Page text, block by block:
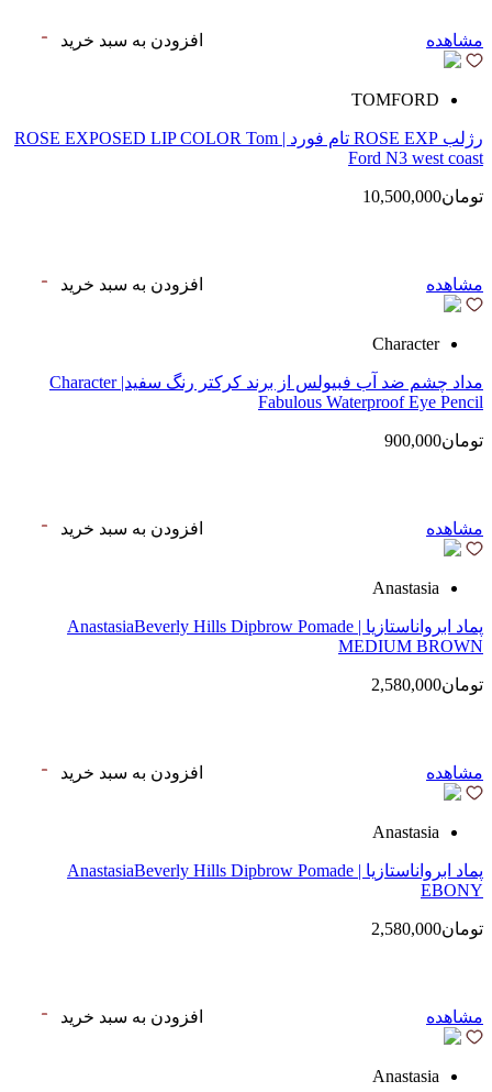
مشاهده افزودن به سبد خرید
TOMFORD
رژلب ROSE EXP تام فورد | ROSE EXPOSED LIP COLOR Tom
Ford N3 west coast
تومان10,500,000
مشاهده افزودن به سبد خرید
Character
مداد چشم ضد آب فبیولس از برند کرکتر رنگ سفید| Character
Fabulous Waterproof Eye Pencil
تومان900,000
مشاهده افزودن به سبد خرید
Anastasia
پماد ابرواناستازیا | AnastasiaBeverly Hills Dipbrow Pomade
MEDIUM BROWN
تومان2,580,000
مشاهده افزودن به سبد خرید
Anastasia
پماد ابرواناستازیا | AnastasiaBeverly Hills Dipbrow Pomade
EBONY
تومان2,580,000
مشاهده افزودن به سبد خرید
Anastasia